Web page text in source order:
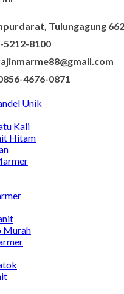
Tulungagung
5212-8100
4676-0871
Unik
Kali
Hitam
Murah